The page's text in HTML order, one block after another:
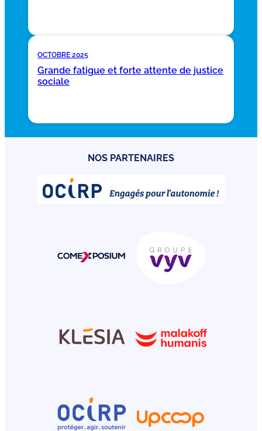
OCTOBRE 2025
Grande fatigue et forte attente de justice
sociale
NOS PARTENAIRES